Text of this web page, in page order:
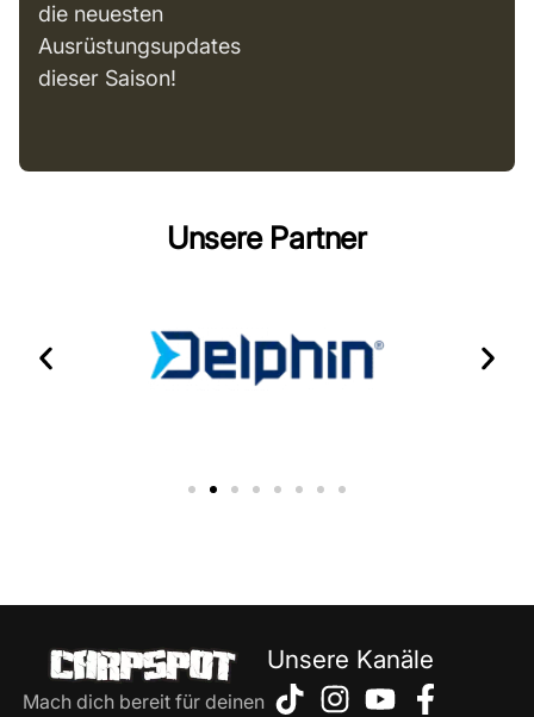
die neuesten
Ausrüstungsupdates
dieser Saison!
Unsere Partner
Mach dich bereit für deinen
Unsere Kanäle